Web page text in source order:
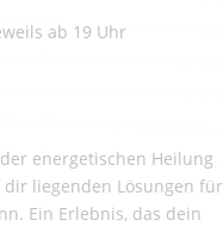
ab 19 Uhr
energetischen Heilung
liegenden Lösungen für
Ein Erlebnis, das dein